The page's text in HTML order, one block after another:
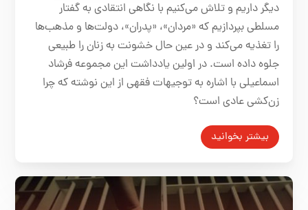
دیگر داریم و تلاش می‌کنیم با نگاهی انتقادی به گفتار
مسلطی بپردازیم که «مردان»، «پدران»، دولت‌ها و مذهب‌ها
را تغذیه می‌کند و در عین حال خشونت به زنان را طبیعی
جلوه داده است. در اولین یادداشت این مجموعه فرشاد
اسماعیلی با اشاره به توجیهات فقهی از این نوشته که چرا
زن‌کشی عادی است؟
بیشتر بخوانید